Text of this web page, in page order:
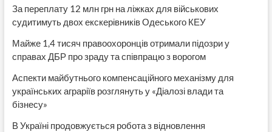
За переплату 12 млн грн на ліжках для військових
судитимуть двох екскерівників Одеського КЕУ
Майже 1,4 тисяч правоохоронців отримали підозри у
справах ДБР про зраду та співпрацю з ворогом
Аспекти майбутнього компенсаційного механізму для
українських аграріїв розглянуть у «Діалозі влади та
бізнесу»
В Україні продовжується робота з відновлення